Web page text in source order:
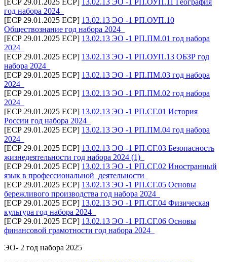
год набора 2024_
[ECP 29.01.2025 ECP] 13.02.13 ЭО -1 РП.ОУП.10
Обществознание год набора 2024_
[ECP 29.01.2025 ECP] 13.02.13 ЭО -1 РП.ПМ.01 год набора
2024_
[ECP 29.01.2025 ECP] 13.02.13 ЭО -1 РП.ОУП.13 ОБЗР год
набора 2024_
[ECP 29.01.2025 ECP] 13.02.13 ЭО -1 РП.ПМ.03 год набора
2024_
[ECP 29.01.2025 ECP] 13.02.13 ЭО -1 РП.ПМ.02 год набора
2024_
[ECP 29.01.2025 ECP] 13.02.13 ЭО -1 РП.СГ.01 История
России год набора 2024_
[ECP 29.01.2025 ECP] 13.02.13 ЭО -1 РП.ПМ.04 год набора
2024_
[ECP 29.01.2025 ECP] 13.02.13 ЭО -1 РП.СГ.03 Безопасность
жизнедеятельности год набора 2024 (1)_
[ECP 29.01.2025 ECP] 13.02.13 ЭО -1 РП.СГ.02 Иностранный
язык в профессиональной_деятельности_
[ECP 29.01.2025 ECP] 13.02.13 ЭО -1 РП.СГ.05 Основы
бережливого производства год набора 2024_
[ECP 29.01.2025 ECP] 13.02.13 ЭО -1 РП.СГ.04 Физическая
культура год набора 2024_
[ECP 29.01.2025 ECP] 13.02.13 ЭО -1 РП.СГ.06 Основы
финансовой грамотности год набора 2024_
ЭО- 2 год набора 2025